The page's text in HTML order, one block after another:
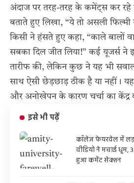
अंदाज पर तरह-तरह के कमेंट्स कर
बताते हुए लिखा, “ये तो असली फिल्मी
किसी ने हंसते हुए कहा, “काले बालों
सबका दिल जीत लिया!” कई यूजर्स ने
तारीफ की, लेकिन कुछ ने यह भी
साथ ऐसी छेड़छाड़ ठीक है या नहीं। यह
और अनोखेपन के कारण चर्चा का केंद्र
इसे भी पढ़ें
कॉलेज फेयरवेल में
वीडियो ने मचाई धूम,
हुआ कमेंट सेक्शन